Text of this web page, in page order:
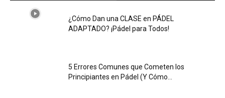
¿Cómo Dan una CLASE en PÁDEL
ADAPTADO? ¡Pádel para Todos!
5 Errores Comunes que Cometen los
Principiantes en Pádel (Y Cómo...